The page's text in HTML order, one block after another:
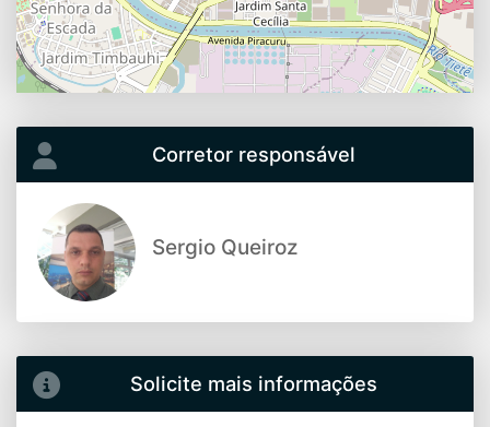
Corretor responsável
Sergio Queiroz
Solicite mais informações